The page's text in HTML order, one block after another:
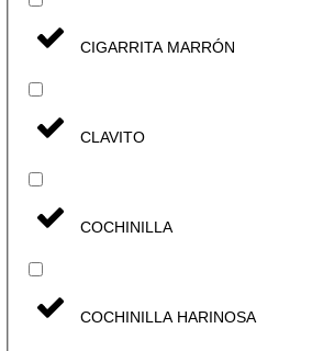
CIGARRITA MARRÓN
CLAVITO
COCHINILLA
COCHINILLA HARINOSA